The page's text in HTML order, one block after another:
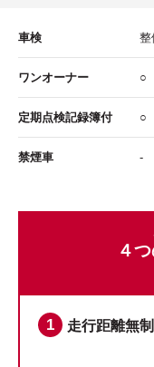
車検 整
ワンオーナー ○
定期点検記録簿付 ○
禁煙車 -
４
走行距離無